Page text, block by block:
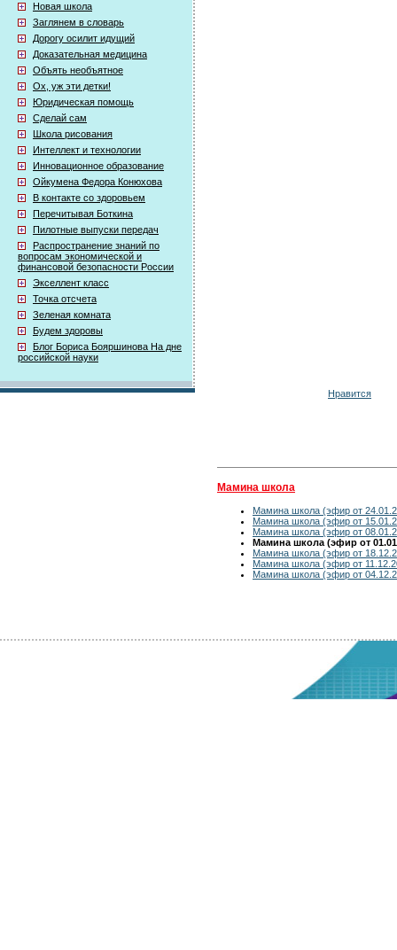
Новая школа
Заглянем в словарь
Дорогу осилит идущий
Доказательная медицина
Объять необъятное
Ох, уж эти детки!
Юридическая помощь
Сделай сам
Школа рисования
Интеллект и технологии
Инновационное образование
Ойкумена Федора Конюхова
В контакте со здоровьем
Перечитывая Боткина
Пилотные выпуски передач
Распространение знаний по
вопросам экономической и
финансовой безопасности России
Экселлент класс
Точка отсчета
Зеленая комната
Будем здоровы
Блог Бориса Бояршинова На дне
российской науки
Нравится
Мамина школа
Мамина школа (эфир от
Мамина школа (эфир от
Мамина школа (эфир от
Мамина школа (эфир от
Мамина школа (эфир от
Мамина школа (эфир от
Мамина школа (эфир от